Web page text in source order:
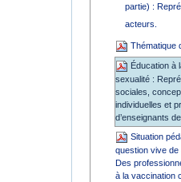
partie) :
acteurs.
Thématique
Éducation à
sexualité :
sociales,
individuelles et
d’enseignants
Situation
question vive de
Des
à la vaccination